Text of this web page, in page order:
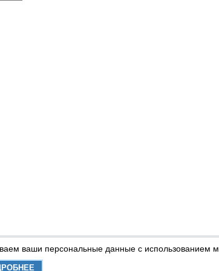
ваши персональные данные с использованием